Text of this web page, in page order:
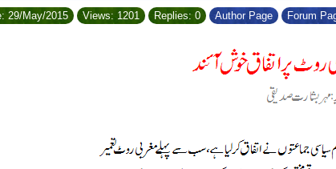
29/May/2015 Views: 1201 Replies: 0 Author Page Forum